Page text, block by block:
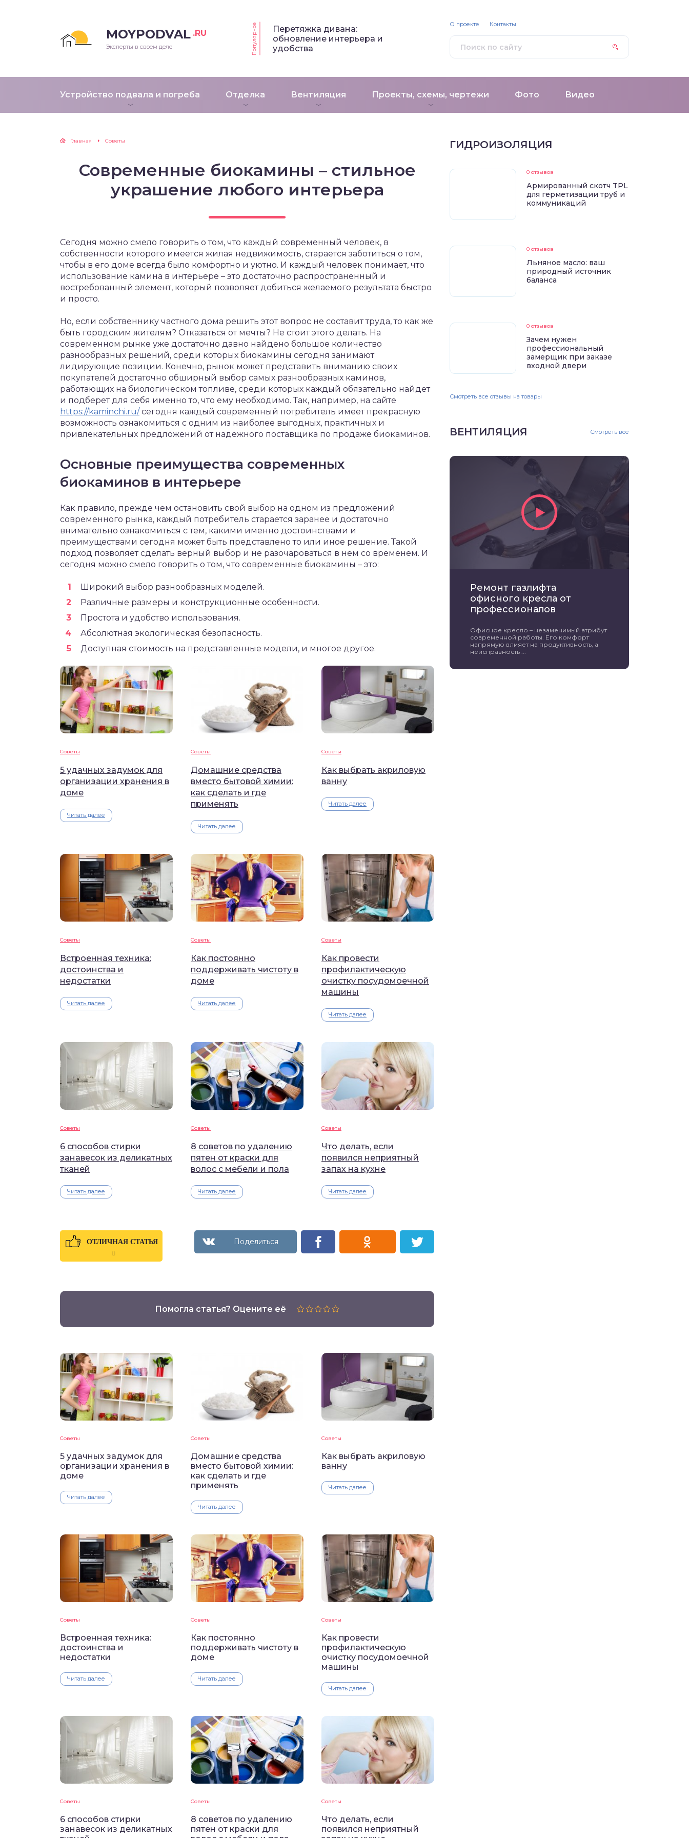
MOYPODVAL .RU
Эксперты в своем деле Популярное
Перетяжка дивана:
обновление интерьера и
удобства
Устройство подвала и погреба Отделка Вентиляция Проекты, схемы, чертежи Фото Видео
О проекте Контакты
Главная Советы
Современные биокамины – стильное
украшение любого интерьера
Сегодня можно смело говорить о том, что каждый современный человек, в
собственности которого имеется жилая недвижимость, старается заботиться о том,
чтобы в его доме всегда было комфортно и уютно. И каждый человек понимает, что
использование камина в интерьере – это достаточно распространенный и
востребованный элемент, который позволяет добиться желаемого результата быстро
и просто.
Но, если собственнику частного дома решить этот вопрос не составит труда, то как же
быть городским жителям? Отказаться от мечты? Не стоит этого делать. На
современном рынке уже достаточно давно найдено большое количество
разнообразных решений, среди которых биокамины сегодня занимают
лидирующие позиции. Конечно, рынок может представить вниманию своих
покупателей достаточно обширный выбор самых разнообразных каминов,
работающих на биологическом топливе, среди которых каждый обязательно найдет
и подберет для себя именно то, что ему необходимо. Так, например, на сайте
https://kaminchi.ru/сегодня каждый современный потребитель имеет прекрасную
возможность ознакомиться с одним из наиболее выгодных, практичных и
привлекательных предложений от надежного поставщика по продаже биокаминов.
Основные преимущества современных
биокаминов в интерьере
Как правило, прежде чем остановить свой выбор на одном из предложений
современного рынка, каждый потребитель старается заранее и достаточно
внимательно ознакомиться с тем, какими именно достоинствами и
преимуществами сегодня может быть представлено то или иное решение. Такой
подход позволяет сделать верный выбор и не разочароваться в нем со временем. И
сегодня можно смело говорить о том, что современные биокамины – это:
Широкий выбор разнообразных моделей.
Различные размеры и конструкционные особенности.
Простота и удобство использования.
Абсолютная экологическая безопасность.
Доступная стоимость на представленные модели, и многое другое.
Советы
5 удачных задумок для
организации хранения в
доме
Читать далее
Советы
Домашние средства
вместо бытовой химии:
как сделать и где
применять
Читать далее
Советы
Как выбрать акриловую
ванну
Читать далее
Советы
Встроенная техника:
достоинства и
недостатки
Читать далее
Советы
Как постоянно
поддерживать чистоту в
доме
Читать далее
Советы
Как провести
профилактическую
очистку посудомоечной
машины
Читать далее
Советы
6 способов стирки
занавесок из деликатных
тканей
Читать далее
Советы
8 советов по удалению
пятен от краски для
волос с мебели и пола
Читать далее
Советы
Что делать, если
появился неприятный
запах на кухне
Читать далее
ОТЛИЧНАЯ СТАТЬЯ
0
Помогла статья? Оцените её
Советы
5 удачных задумок для
организации хранения в
доме
Читать далее
Советы
Домашние средства
вместо бытовой химии:
как сделать и где
применять
Читать далее
Советы
Как выбрать акриловую
ванну
Читать далее
Советы
Встроенная техника:
достоинства и
недостатки
Читать далее
Советы
Как постоянно
поддерживать чистоту в
доме
Читать далее
Советы
Как провести
профилактическую
очистку посудомоечной
машины
Читать далее
Советы
6 способов стирки
занавесок из деликатных
Советы
8 советов по удалению
пятен от краски для
Советы
Что делать, если
появился неприятный
ГИДРОИЗОЛЯЦИЯ
0 отзывов
Армированный скотч TPL
для герметизации труб и
коммуникаций
0 отзывов
Льняное масло: ваш
природный источник
баланса
0 отзывов
Зачем нужен
профессиональный
замерщик при заказе
входной двери
Смотреть все отзывы на товары
ВЕНТИЛЯЦИЯ Смотреть все
Ремонт газлифта
офисного кресла от
профессионалов
Офисное кресло – незаменимый атрибут
современной работы. Его комфорт
напрямую влияет на продуктивность, а
неисправность ...